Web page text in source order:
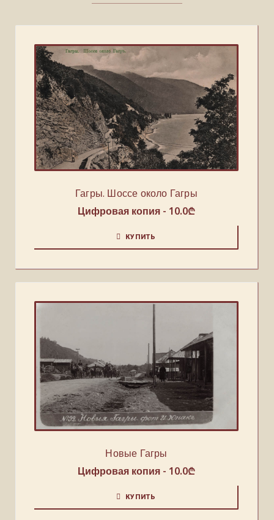
Гагры. Шоссе около Гагры
Цифровая копия - 10.0₾
КУПИТЬ
Новые Гагры
Цифровая копия - 10.0₾
КУПИТЬ